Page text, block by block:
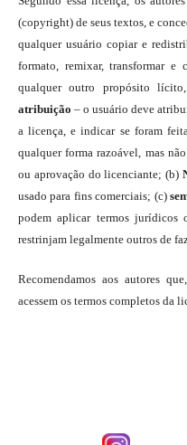
(copyright) de seus textos, e
qualquer usuário copiar e
formato, remixar, transformar
qualquer outro propósito
atribuição – o usuário deve
a licença, e indicar se foram
qualquer forma razoável, mas
ou aprovação do licenciante; (b)
usado para fins comerciais; (c)
podem aplicar termos jurídicos
restrinjam legalmente outros de
Recomendamos aos autores
acessem os termos completos da